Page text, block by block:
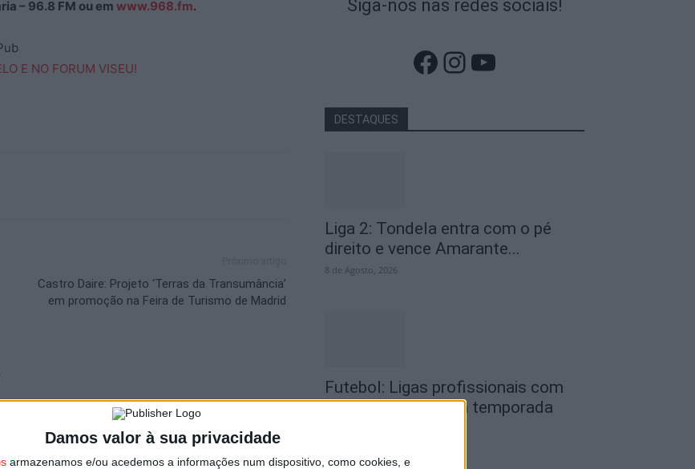
Damos valor à sua privacidade
armazenamos e/ou acedemos a informações num dispositivo, como cookies, e
– 96.8 FM ou em www.968.fm.
Castro Daire: Projeto ‘Terras da Transumância’
em promoção na Feira de Turismo de Madrid
Siga-nos nas redes sociais!
Facebook
Instagram
YouTube
DESTAQUES
Liga 2: Tondela entra com o pé
direito e vence Amarante...
8 de Agosto, 2026
Futebol: Ligas profissionais com
novas regras para a temporada